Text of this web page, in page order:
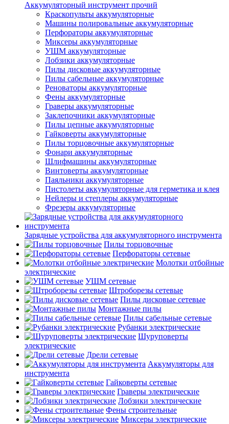
Аккумуляторный инструмент прочий
Краскопульты аккумуляторные
Машины полировальные аккумуляторные
Перфораторы аккумуляторные
Миксеры аккумуляторные
УШМ аккумуляторные
Лобзики аккумуляторные
Пилы дисковые аккумуляторные
Пилы сабельные аккумуляторные
Реноваторы аккумуляторные
Фены аккумуляторные
Граверы аккумуляторные
Заклепочники аккумуляторные
Пилы цепные аккумуляторные
Гайковерты аккумуляторные
Пилы торцовочные аккумуляторные
Фонари аккумуляторные
Шлифмашины аккумуляторные
Винтоверты аккумуляторные
Паяльники аккумуляторные
Пистолеты аккумуляторные для герметика и клея
Нейлеры и степлеры аккумуляторные
Фрезеры аккумуляторные
Зарядные устройства для аккумуляторного инструмента
Пилы торцовочные
Перфораторы сетевые
Молотки отбойные
электрические
УШМ сетевые
Штроборезы сетевые
Пилы дисковые сетевые
Монтажные пилы
Пилы сабельные сетевые
Рубанки электрические
Шуруповерты
электрические
Дрели сетевые
Аккумуляторы для
инструмента
Гайковерты сетевые
Граверы электрические
Лобзики электрические
Фены строительные
Миксеры электрические